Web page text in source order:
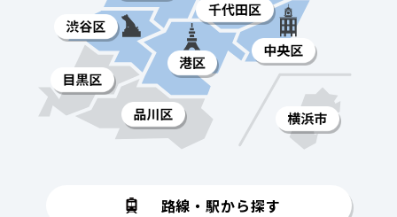
路線・駅から探す